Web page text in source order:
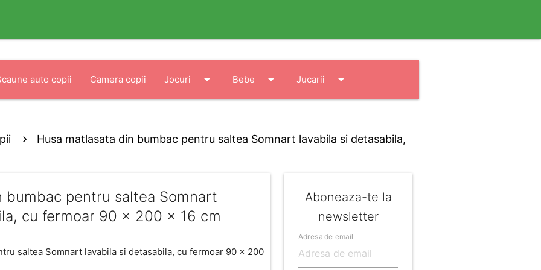
auto copii Camera copii Jocuri arrow_drop_down Bebe arrow_drop_down Jucarii arrow_drop_down
Husa matlasata din bumbac pentru saltea Somnart lavabila si detasabila,
bumbac pentru saltea Somnart
cu fermoar 90 x 200 x 16 cm
Aboneaza-te la
newsletter
Adresa de email